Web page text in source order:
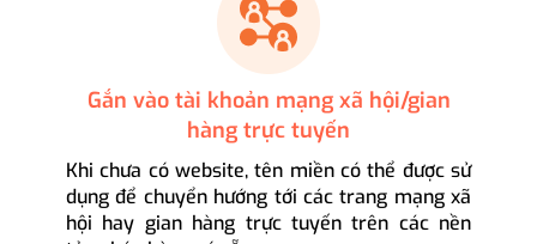
Gắn vào tài khoản mạng xã hội/gian
hàng trực tuyến
Khi chưa có website, tên miền có thể được sử
dụng để chuyển hướng tới các trang mạng xã
hội hay gian hàng trực tuyến trên các nền